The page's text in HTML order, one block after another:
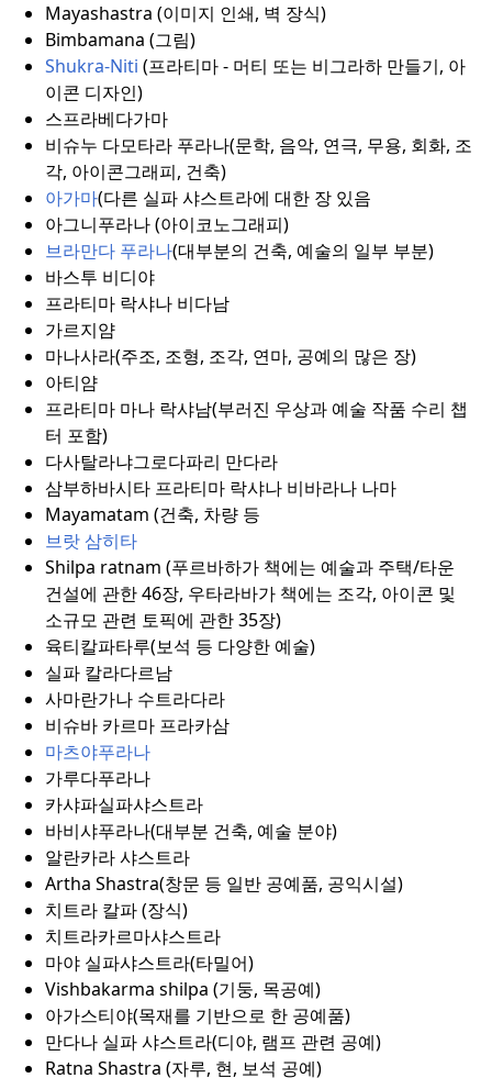
Mayashastra (이미지 인쇄, 벽 장식)
Bimbamana (그림)
Shukra-Niti (프라티마 - 머티 또는 비그라하 만들기, 아
이콘 디자인)
스프라베다가마
비슈누 다모타라 푸라나(문학, 음악, 연극, 무용, 회화, 조
각, 아이콘그래피, 건축)
아가마(다른 실파 샤스트라에 대한 장 있음
아그니푸라나 (아이코노그래피)
브라만다 푸라나(대부분의 건축, 예술의 일부 부분)
바스투 비디야
프라티마 락샤나 비다남
가르지얌
마나사라(주조, 조형, 조각, 연마, 공예의 많은 장)
아티얌
프라티마 마나 락샤남(부러진 우상과 예술 작품 수리 챕
터 포함)
다사탈라냐그로다파리 만다라
삼부하바시타 프라티마 락샤나 비바라나 나마
Mayamatam (건축, 차량 등
브랏 삼히타
Shilpa ratnam (푸르바하가 책에는 예술과 주택/타운
건설에 관한 46장, 우타라바가 책에는 조각, 아이콘 및
소규모 관련 토픽에 관한 35장)
육티칼파타루(보석 등 다양한 예술)
실파 칼라다르남
사마란가나 수트라다라
비슈바 카르마 프라카삼
마츠야푸라나
가루다푸라나
카샤파실파샤스트라
바비샤푸라나(대부분 건축, 예술 분야)
알란카라 샤스트라
Artha Shastra(창문 등 일반 공예품, 공익시설)
치트라 칼파 (장식)
치트라카르마샤스트라
마야 실파샤스트라(타밀어)
Vishbakarma shilpa (기둥, 목공예)
아가스티야(목재를 기반으로 한 공예품)
만다나 실파 샤스트라(디야, 램프 관련 공예)
Ratna Shastra (자루, 현, 보석 공예)